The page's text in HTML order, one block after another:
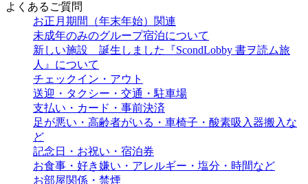
よくあるご質問
お正月期間（年末年始）関連
未成年のみのグループ宿泊について
新しい施設 誕生しました『ScondLobby 書ヲ読ム旅
人』について
チェックイン・アウト
送迎・タクシー・交通・駐車場
支払い・カード・事前決済
足が悪い・高齢者がいる・車椅子・酸素吸入器搬入な
ど
記念日・お祝い・宿泊券
お食事・好き嫌い・アレルギー・塩分・時間など
お部屋関係・禁煙